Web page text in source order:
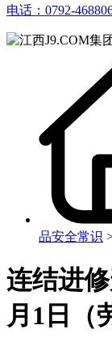
电话：0792-
品安全常识
连结进
月1日（